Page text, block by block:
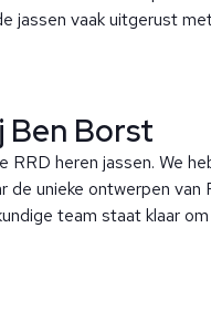
jassen vaak uitgerust
Ben Borst
heren jassen. We
unieke ontwerpen
team staat klaar